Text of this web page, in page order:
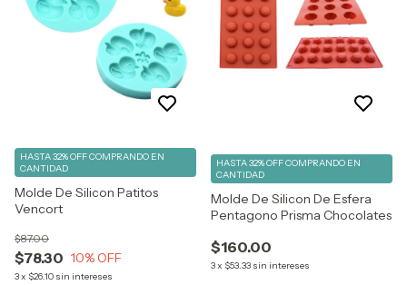
Molde De Silicon Patitos
Vencort
$78.30
$87.00
10% OFF
3x $26.10 sin intereses
HASTA 32% OFFCOMPRANDO EN
CANTIDAD
Molde De Silicon De Esfera
Pentagono Prisma Chocolates
$160.00
3x $53.33 sin intereses
HASTA 32% OFFCOMPRANDO EN
CANTIDAD